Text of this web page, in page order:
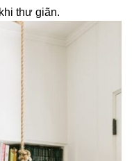
thư giãn.